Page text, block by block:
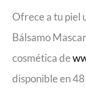
Ofrece a tu piel
Bálsamo
cosmética de
disponible en